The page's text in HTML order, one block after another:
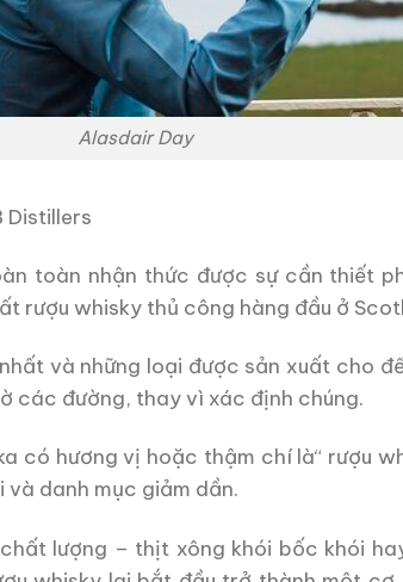
Alasdair Day
Distillers
toàn nhận thức được sự cần thiết
rượu whisky thủ công hàng đầu ở
và những loại được sản xuất cho
các đường, thay vì xác định chúng.
có hương vị hoặc thậm chí là“ rượu
danh mục giảm dần.
lượng – thịt xông khói bốc khói